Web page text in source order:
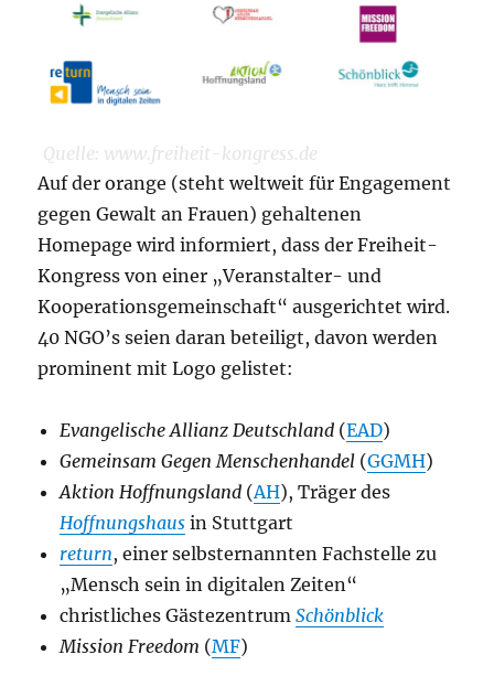
Quelle: www.freiheit-kongress.de
Auf der orange (steht weltweit für Engagement
gegen Gewalt an Frauen) gehaltenen
Homepage wird informiert, dass der Freiheit-
Kongress von einer „Veranstalter- und
Kooperationsgemeinschaft“ ausgerichtet wird.
40 NGO’s seien daran beteiligt, davon werden
prominent mit Logo gelistet:
Evangelische Allianz Deutschland (EAD)
Gemeinsam Gegen Menschenhandel (GGMH)
Aktion Hoffnungsland (AH), Träger des
Hoffnungshaus in Stuttgart
return, einer selbsternannten Fachstelle zu
„Mensch sein in digitalen Zeiten“
christliches GästezentrumSchönblick
Mission Freedom (MF)